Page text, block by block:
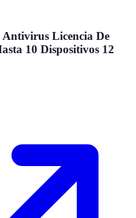
Licencia De
10 Dispositivos 12